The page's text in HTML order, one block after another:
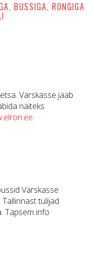
BUSSIGA, RONGIGA
Värskasse jääb
näiteks
.
Värskasse
tulijad
Täpsem info